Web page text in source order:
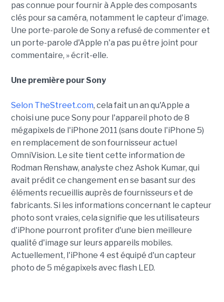
pas connue pour fournir à Apple des composants
clés pour sa caméra, notamment le capteur d'image.
Une porte-parole de Sony a refusé de commenter et
un porte-parole d'Apple n'a pas pu être joint pour
commentaire, » écrit-elle.
Une première pour Sony
Selon TheStreet.com, cela fait un an qu'Apple a
choisi une puce Sony pour l'appareil photo de 8
mégapixels de l'iPhone 2011 (sans doute l'iPhone 5)
en remplacement de son fournisseur actuel
OmniVision. Le site tient cette information de
Rodman Renshaw, analyste chez Ashok Kumar, qui
avait prédit ce changement en se basant sur des
éléments recueillis auprès de fournisseurs et de
fabricants. Si les informations concernant le capteur
photo sont vraies, cela signifie que les utilisateurs
d'iPhone pourront profiter d'une bien meilleure
qualité d'image sur leurs appareils mobiles.
Actuellement, l'iPhone 4 est équipé d'un capteur
photo de 5 mégapixels avec flash LED.